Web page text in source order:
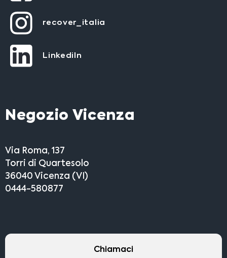
recover_italia
LinkediIn
Negozio Vicenza
Via Roma, 137
Torri di Quartesolo
36040 Vicenza (VI)
0444-580877
Chiamaci